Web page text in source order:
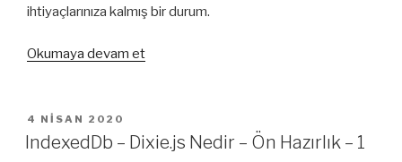
ihtiyaçlarınıza kalmış bir durum.
Okumaya devam et“CodeIgniter
Yakalamak”
YAYIM
TARIHI
4 NISAN 2020
IndexedDb – Dixie.js Nedir – Ön Hazırlık – 1